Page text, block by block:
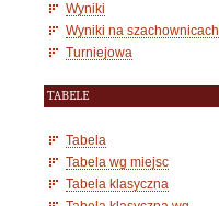
Wyniki
Wyniki na szachownicach
Turniejowa
TABELE
Tabela
Tabela wg miejsc
Tabela klasyczna